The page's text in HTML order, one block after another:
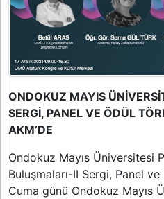
ONDOKUZ MAYIS
SERGİ, PANEL VE ÖDÜL
AKM’DE
Ondokuz Mayıs Üniversitesi
Buluşmaları-II Sergi, Panel
Cuma günü Ondokuz Mayıs